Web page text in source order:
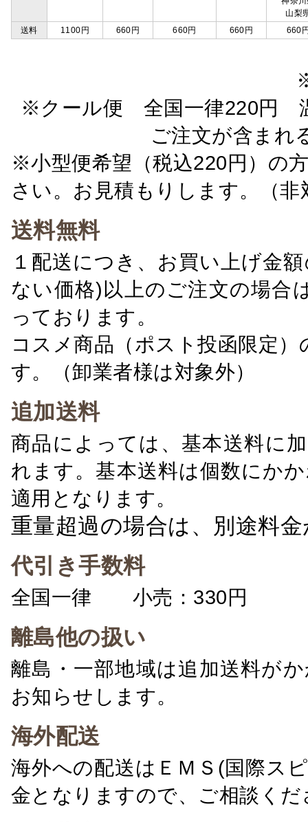
山梨
送料
1100円 660円 660円 660円 660
※クール便 全国一律220円
ご注文が含ま
※小型便希望（税込220円）の
さい。お見積もりします。（非
送料無料
１配送につき、お買い上げ金
ない価格)以上のご注文の場合
っております。
コスメ商品（ポスト投函限定
す。（卸業者様は対象外）
追加送料
商品によっては、基本送料に
れます。基本送料は個数にか
適用となります。
重量超過の場合は、別途料
代引き手数料
全国一律 小売：330円 卸
離島他の扱い
離島・一部地域は追加送料が
お知らせします。
海外配送
海外への配送はＥＭＳ(国際ス
金となりますので、ご相談くだ